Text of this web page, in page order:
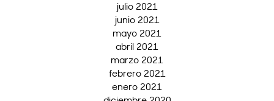
julio 2021
junio 2021
mayo 2021
abril 2021
marzo 2021
febrero 2021
enero 2021